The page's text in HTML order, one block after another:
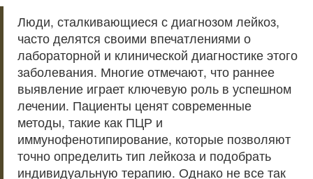
Люди, сталкивающиеся с диагнозом лейкоз,
часто делятся своими впечатлениями о
лабораторной и клинической диагностике этого
заболевания. Многие отмечают, что раннее
выявление играет ключевую роль в успешном
лечении. Пациенты ценят современные
методы, такие как ПЦР и
иммунофенотипирование, которые позволяют
точно определить тип лейкоза и подобрать
индивидуальную терапию. Однако не все так